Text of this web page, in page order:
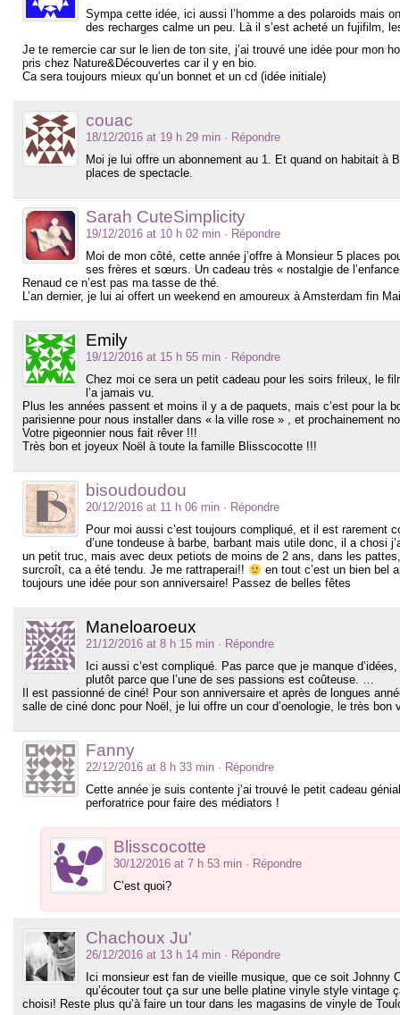
Sympa cette idée, ici aussi l’homme a des polaroids mais
des recharges calme un peu. Là il s’est acheté un fujifilm,
Je te remercie car sur le lien de ton site, j’ai trouvé une idée pour mon
pris chez Nature&Découvertes car il y en bio.
Ca sera toujours mieux qu’un bonnet et un cd (idée initiale)
couac
18/12/2016 at 19 h 29 min · Répondre
Moi je lui offre un abonnement au 1. Et quand on habitait à
places de spectacle.
Sarah CuteSimplicity
19/12/2016 at 10 h 02 min · Répondre
Moi de mon côté, cette année j’offre à Monsieur 5 places
ses frères et sœurs. Un cadeau très « nostalgie de
Renaud ce n’est pas ma tasse de thé.
L’an dernier, je lui ai offert un weekend en amoureux à Amsterdam fin
Emily
19/12/2016 at 15 h 55 min · Répondre
Chez moi ce sera un petit cadeau pour les soirs frileux, le
l’a jamais vu.
Plus les années passent et moins il y a de paquets, mais c’est pour la
parisienne pour nous installer dans « la ville rose » , et prochainement
Votre pigeonnier nous fait rêver !!!
Très bon et joyeux Noël à toute la famille Blisscocotte !!!
bisoudoudou
20/12/2016 at 11 h 06 min · Répondre
Pour moi aussi c’est toujours compliqué, et il est rarement
d’une tondeuse à barbe, barbant mais utile donc, il a chosi
un petit truc, mais avec deux petiots de moins de 2 ans, dans les
surcroît, ca a été tendu. Je me rattraperai!!
en tout c’est un bien bel
toujours une idée pour son anniversaire! Passez de belles fêtes
Maneloaroeux
21/12/2016 at 8 h 15 min · Répondre
Ici aussi c’est compliqué. Pas parce que je manque
plutôt parce que l’une de ses passions est coûteuse. …
Il est passionné de ciné! Pour son anniversaire et après de longues
salle de ciné donc pour Noël, je lui offre un cour d’oenologie, le très bon
Fanny
22/12/2016 at 8 h 33 min · Répondre
Cette année je suis contente j’ai trouvé le petit cadeau
perforatrice pour faire des médiators !
Blisscocotte
30/12/2016 at 7 h 53 min · Répondre
C’est quoi?
Chachoux Ju'
26/12/2016 at 13 h 14 min · Répondre
Ici monsieur est fan de vieille musique, que ce soit Johnny
qu’écouter tout ça sur une belle platine vinyle style vintage
choisi! Reste plus qu’à faire un tour dans les magasins de vinyle de